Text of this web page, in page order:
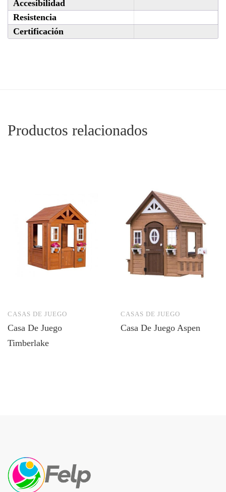
Accesibilidad
Resistencia
Certificación
Productos relacionados
CASAS DE JUEGO
Casa De Juego
Timberlake
CASAS DE JUEGO
Casa De Juego Aspen